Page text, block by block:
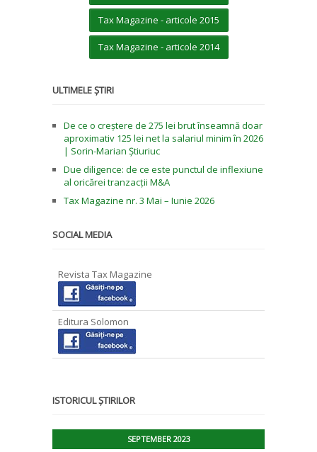
Tax Magazine - articole 2015
Tax Magazine - articole 2014
ULTIMELE ȘTIRI
De ce o creștere de 275 lei brut înseamnă doar
aproximativ 125 lei net la salariul minim în 2026
| Sorin-Marian Știuriuc
Due diligence: de ce este punctul de inflexiune
al oricărei tranzacții M&A
Tax Magazine nr. 3 Mai – Iunie 2026
SOCIAL MEDIA
Revista Tax Magazine
Editura Solomon
ISTORICUL ȘTIRILOR
SEPTEMBER 2023